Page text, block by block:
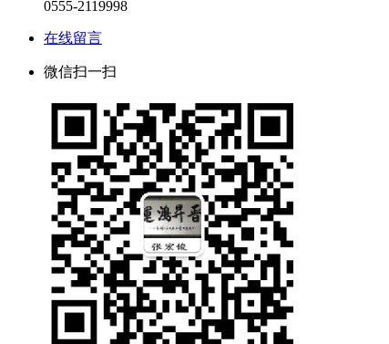
0555-2119998
在线留言
微信扫一扫